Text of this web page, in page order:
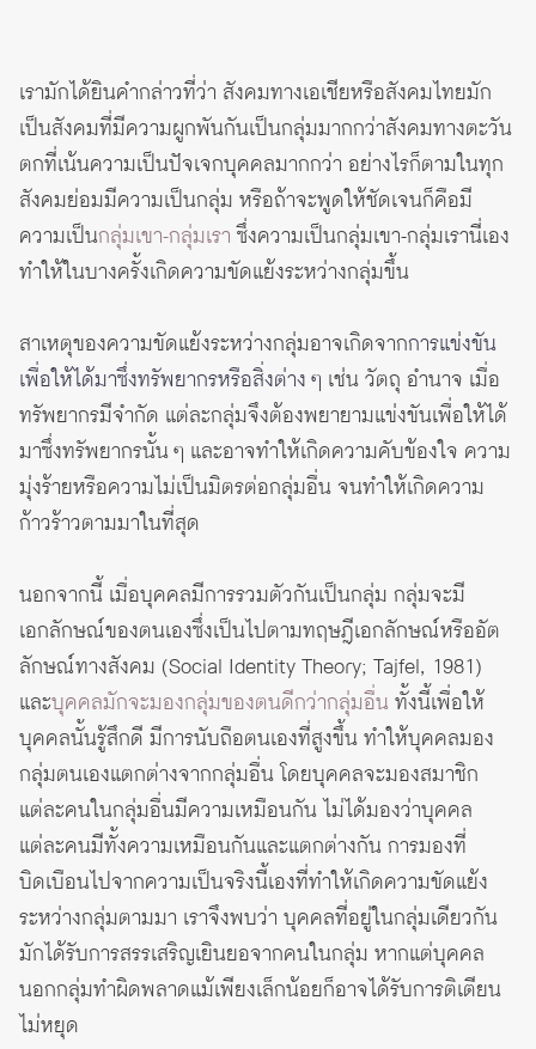
เรามักได้ยินคำกล่าวที่ว่า สังคมทางเอเชียหรือสังคมไทยมัก
เป็นสังคมที่มีความผูกพันกันเป็นกลุ่มมากกว่าสังคมทางตะวัน
ตกที่เน้นความเป็นปัจเจกบุคคลมากกว่า อย่างไรก็ตามในทุก
สังคมย่อมมีความเป็นกลุ่ม หรือถ้าจะพูดให้ชัดเจนก็คือมี
ความเป็นกลุ่มเขา-กลุ่มเราซึ่งความเป็นกลุ่มเขา-กลุ่มเรานี่เอง
ทำให้ในบางครั้งเกิดความขัดแย้งระหว่างกลุ่มขึ้น
สาเหตุของความขัดแย้งระหว่างกลุ่มอาจเกิดจากการแข่งขัน
เพื่อให้ได้มาซึ่งทรัพยากรหรือสิ่งต่าง ๆ เช่น วัตถุ อำนาจ เมื่อ
ทรัพยากรมีจำกัด แต่ละกลุ่มจึงต้องพยายามแข่งขันเพื่อให้ได้
มาซึ่งทรัพยากรนั้น ๆ และอาจทำให้เกิดความคับข้องใจ ความ
มุ่งร้ายหรือความไม่เป็นมิตรต่อกลุ่มอื่น จนทำให้เกิดความ
ก้าวร้าวตามมาในที่สุด
นอกจากนี้ เมื่อบุคคลมีการรวมตัวกันเป็นกลุ่ม กลุ่มจะมี
เอกลักษณ์ของตนเองซึ่งเป็นไปตามทฤษฎีเอกลักษณ์หรืออัต
ลักษณ์ทางสังคม (Social Identity Theory; Tajfel, 1981)
และบุคคลมักจะมองกลุ่มของตนดีกว่ากลุ่มอื่นทั้งนี้เพื่อให้
บุคคลนั้นรู้สึกดี มีการนับถือตนเองที่สูงขึ้น ทำให้บุคคลมอง
กลุ่มตนเองแตกต่างจากกลุ่มอื่น โดยบุคคลจะมองสมาชิก
แต่ละคนในกลุ่มอื่นมีความเหมือนกัน ไม่ได้มองว่าบุคคล
แต่ละคนมีทั้งความเหมือนกันและแตกต่างกัน การมองที่
บิดเบือนไปจากความเป็นจริงนี้เองที่ทำให้เกิดความขัดแย้ง
ระหว่างกลุ่มตามมา เราจึงพบว่า บุคคลที่อยู่ในกลุ่มเดียวกัน
มักได้รับการสรรเสริญเยินยอจากคนในกลุ่ม หากแต่บุคคล
นอกกลุ่มทำผิดพลาดแม้เพียงเล็กน้อยก็อาจได้รับการติเตียน
ไม่หยุด